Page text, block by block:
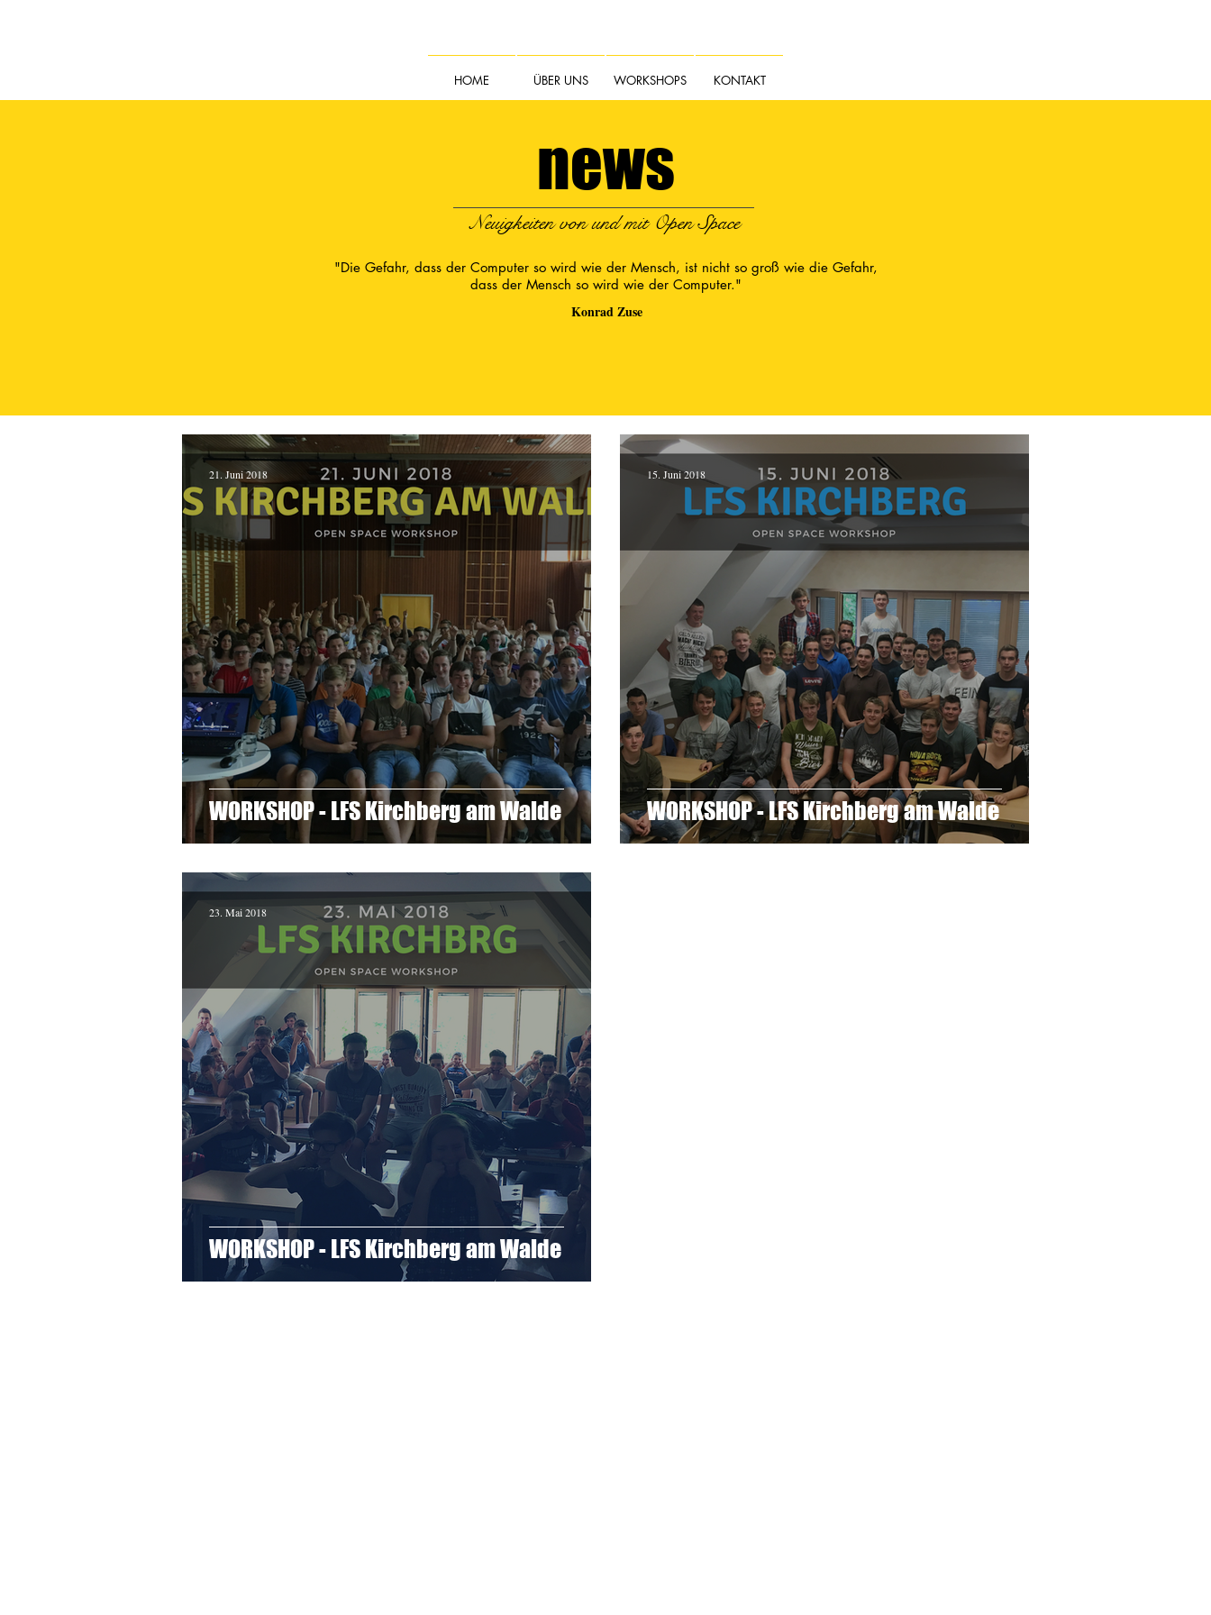
HOME ÜBER UNS WORKSHOPS KONTAKT
news
Neuigkeiten von und mit Open Space
"Die Gefahr, dass der Computer so wird wie der Mensch, ist nicht so groß wie die Gefahr,
dass der Mensch so wird wie der Computer."
Konrad Zuse
WORKSHOP - LFS Kirchberg am Walde
21. Juni 2018
WORKSHOP - LFS Kirchberg am Walde
15. Juni 2018
WORKSHOP - LFS Kirchberg am Walde
23. Mai 2018